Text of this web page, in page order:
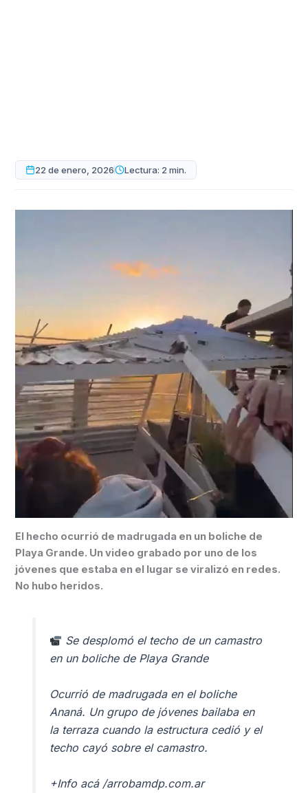
22 de enero, 2026 Lectura: 2 min.
El hecho ocurrió de madrugada en un boliche de
Playa Grande. Un video grabado por uno de los
jóvenes que estaba en el lugar se viralizó en redes.
No hubo heridos.
Se desplomó el techo de un camastro
en un boliche de Playa Grande
Ocurrió de madrugada en el boliche
Ananá. Un grupo de jóvenes bailaba en
la terraza cuando la estructura cedió y el
techo cayó sobre el camastro.
+Info acá /arrobamdp.com.ar